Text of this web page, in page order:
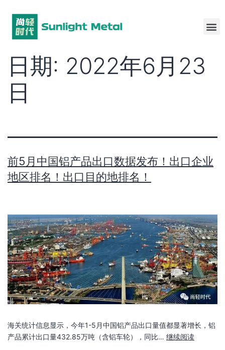
日期: 2022年6月23
日
前5月中国铝产品出口数据发布！出口企业
地区排名！出口目的地排名！
海关统计信息显示，今年1-5月中国铝产品出口量值都显著增长，铝
产品累计出口量432.85万吨（含铝车轮），同比… 继续阅读